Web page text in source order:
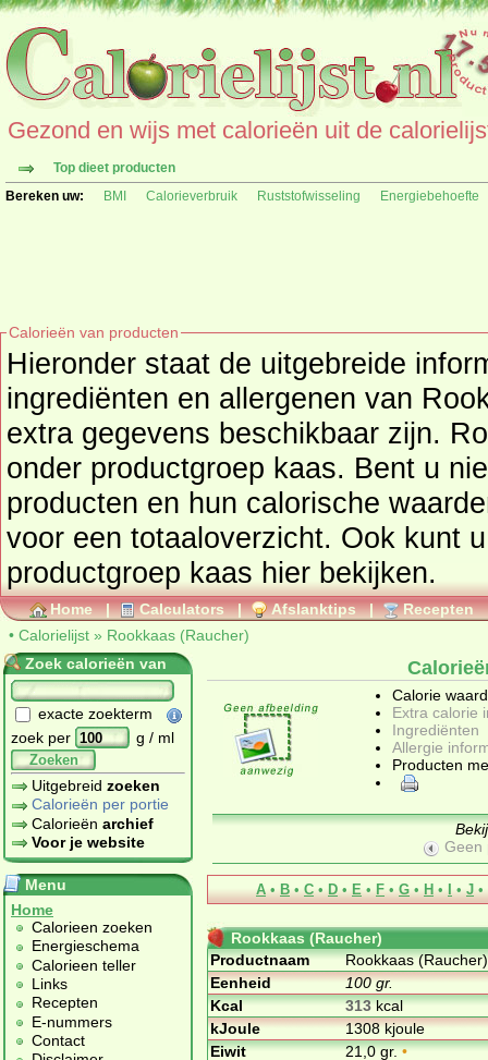
Gezond en wijs met calorieën uit de
Top dieet producten
Bereken uw:
BMI Calorieverbruik Ruststofwisseling Energiebehoefte
Calorieën van producten
Hieronder staat de uitgebreide
ingrediënten en allergenen van Rookkaas (Raucher) als deze
extra gegevens beschikbaar zijn.
onder productgroep kaas. Bent u nieuwsgierig naar andere
producten en hun calorische waarden ga dan
voor een totaaloverzicht. Ook kunt
productgroep kaas hier bekijken.
Home | Calculators | Afslanktips | Recepten
• Calorielijst » Rookkaas (Raucher)
Zoek calorieën van
exacte zoekterm
zoek per
g / ml
Zoeken
Uitgebreid zoeken
Calorieën per portie
Calorieën archief
Voor je website
Menu
Home
Calorieen zoeken
Energieschema
Calorieen teller
Links
Recepten
E-nummers
Contact
Calorie
Extra calorie
Ingrediënten
Allergie
Producten
Geen
A • B • C • D • E • F • G • H • I • J •
Rookkaas (Raucher)
Productnaam
Rookkaas (Raucher)
Eenheid
100 gr.
Kcal
313kcal
kJoule
1308 kjoule
Eiwit
21,0 gr.•